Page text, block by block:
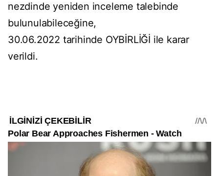
nezdinde yeniden inceleme talebinde
bulunulabileceğine,
30.06.2022 tarihinde OYBİRLİĞİ ile karar
verildi.